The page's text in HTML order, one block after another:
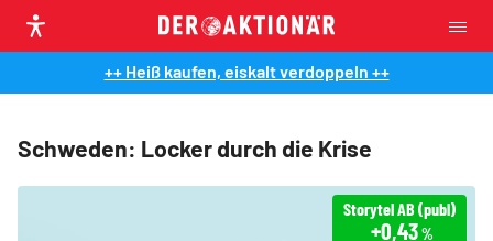
++ Heiß kaufen, eiskalt verdoppeln ++
Schweden: Locker durch die Krise
Storytel AB (publ)
+0,43 %